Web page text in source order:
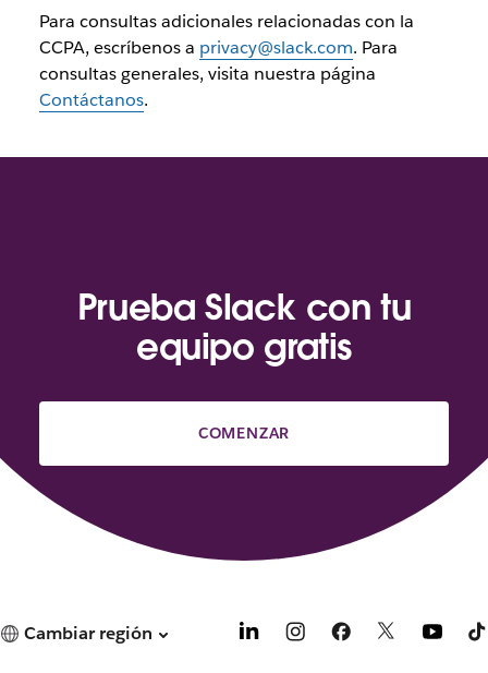
Para consultas adicionales relacionadas con la
CCPA, escríbenos a privacy@slack.com. Para
consultas generales, visita nuestra página
Contáctanos.
Prueba Slack con tu
equipo gratis
COMENZAR
Cambiar región